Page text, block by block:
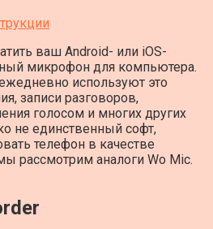
ваш Android- или iOS-
микрофон для компьютера.
используют это
записи разговоров,
голосом и многих других
не единственный софт,
телефон в качестве
рассмотрим аналоги Wo Mic.